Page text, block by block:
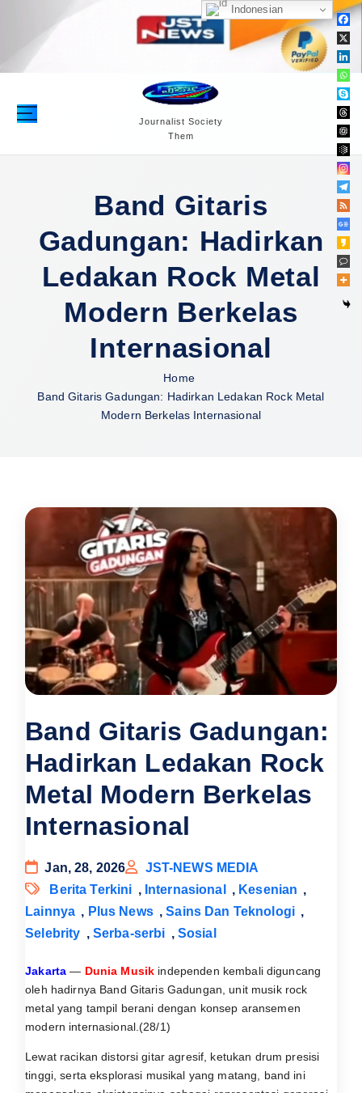
n
Journalist Society
Them
Band Gitaris
Gadungan: Hadirkan
Ledakan Rock Metal
Modern Berkelas
Internasional
Home
Band Gitaris Gadungan: Hadirkan Ledakan Rock Metal
Modern Berkelas Internasional
Band Gitaris Gadungan:
Hadirkan Ledakan Rock
Metal Modern Berkelas
Internasional
Jan, 28, 2026
JST-NEWS MEDIA
Berita Terkini , Internasional , Kesenian ,
Lainnya , Plus News ,Sains Dan Teknologi ,
Selebrity , Serba-serbi , Sosial
Jakarta — Dunia Musik independen kembali diguncang
oleh hadirnya Band Gitaris Gadungan, unit musik rock
metal yang tampil berani dengan konsep aransemen
modern internasional.(28/1)
Lewat racikan distorsi gitar agresif, ketukan drum presisi
tinggi, serta eksplorasi musikal yang matang, band ini
Indonesian